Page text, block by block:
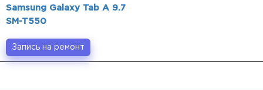
Samsung Galaxy Tab A 9.7
SM-T550
Запись на ремонт